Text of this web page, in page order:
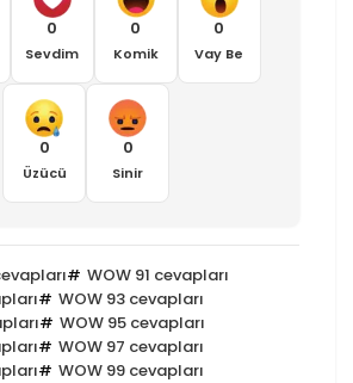
0
Sevdim
0
Komik
0
Vay Be
0
Üzücü
0
Sinir
WOW 91 cevapları
WOW 93 cevapları
WOW 95 cevapları
WOW 97 cevapları
WOW 99 cevapları